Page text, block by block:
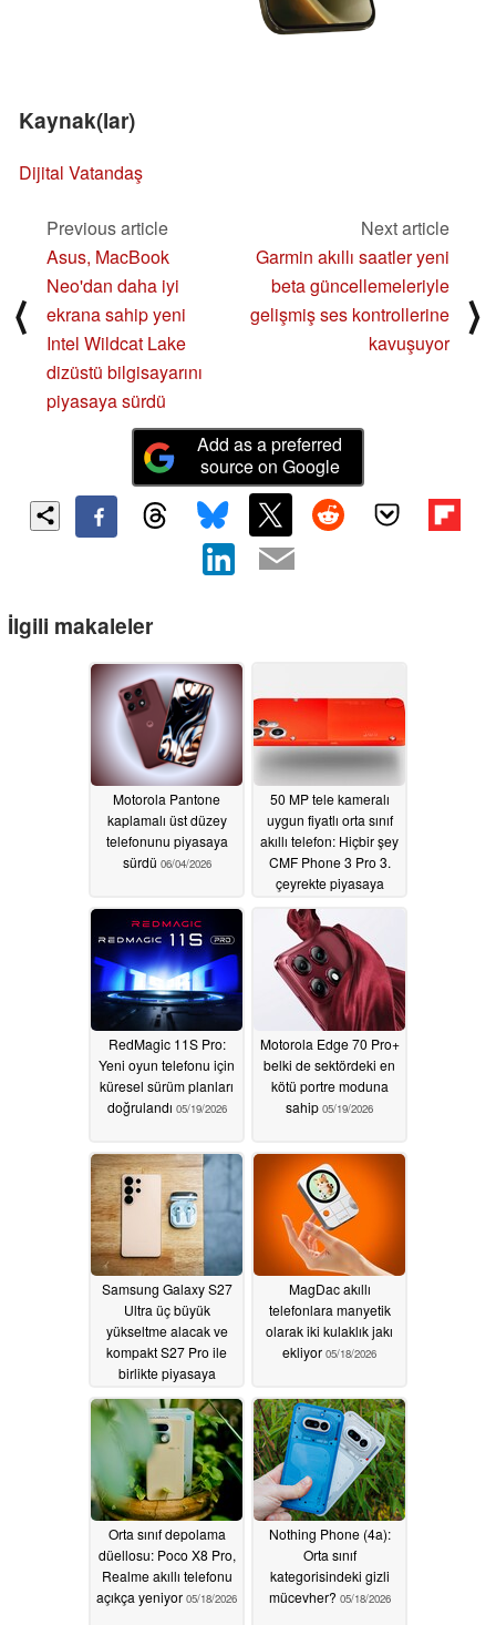
Kaynak(lar)
Dijital Vatandaş
⟨
Previous article
Asus, MacBook
Neo'dan daha iyi
ekrana sahip yeni
Intel Wildcat Lake
dizüstü bilgisayarını
piyasaya sürdü
Next article
Garmin akıllı saatler yeni
beta güncellemeleriyle
gelişmiş ses kontrollerine
kavuşuyor
⟩
Add as a preferred
source on Google
İlgili makaleler
Motorola Pantone
kaplamalı üst düzey
telefonunu piyasaya
sürdü 06/04/2026
50 MP tele kameralı
uygun fiyatlı orta sınıf
akıllı telefon: Hiçbir şey
CMF Phone 3 Pro 3.
çeyrekte piyasaya
RedMagic 11S Pro:
Yeni oyun telefonu için
küresel sürüm planları
doğrulandı 05/19/2026
Motorola Edge 70 Pro+
belki de sektördeki en
kötü portre moduna
sahip 05/19/2026
Samsung Galaxy S27
Ultra üç büyük
yükseltme alacak ve
kompakt S27 Pro ile
birlikte piyasaya
05/19/2026
MagDac akıllı
telefonlara manyetik
olarak iki kulaklık jakı
ekliyor 05/18/2026
Orta sınıf depolama
düellosu: Poco X8 Pro,
Realme akıllı telefonu
açıkça yeniyor 05/18/2026
Nothing Phone (4a):
Orta sınıf
kategorisindeki gizli
mücevher? 05/18/2026